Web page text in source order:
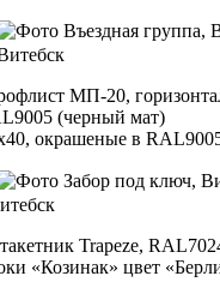
МП-20,
(черный мат)
окрашеные в
Trapeze,
«Козинак» цвет